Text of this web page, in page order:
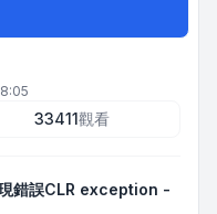
33411觀看
錯誤CLR exception -